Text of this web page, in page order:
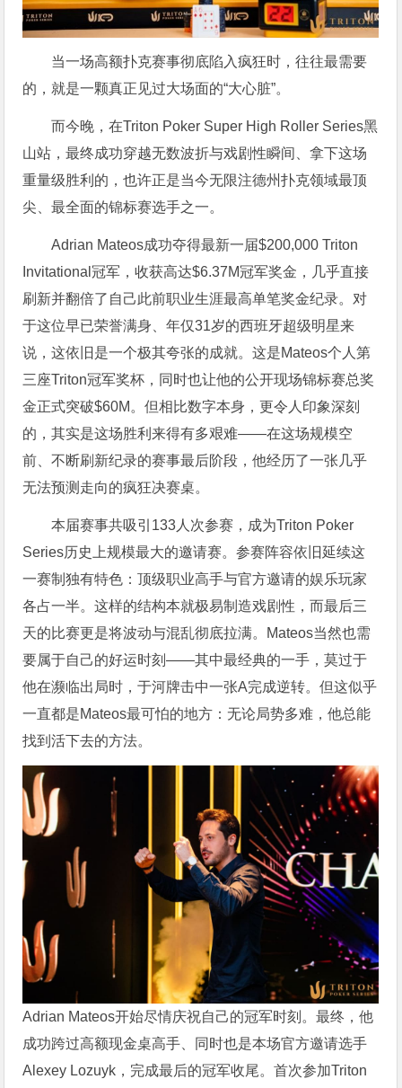
当一场高额扑克赛事彻底陷入疯狂时，往往最需要
的，就是一颗真正见过大场面的“大心脏”。
而今晚，在Triton Poker Super High Roller Series黑
山站，最终成功穿越无数波折与戏剧性瞬间、拿下这场
重量级胜利的，也许正是当今无限注德州扑克领域最顶
尖、最全面的锦标赛选手之一。
Adrian Mateos成功夺得最新一届$200,000 Triton
Invitational冠军，收获高达$6.37M冠军奖金，几乎直接
刷新并翻倍了自己此前职业生涯最高单笔奖金纪录。对
于这位早已荣誉满身、年仅31岁的西班牙超级明星来
说，这依旧是一个极其夸张的成就。这是Mateos个人第
三座Triton冠军奖杯，同时也让他的公开现场锦标赛总奖
金正式突破$60M。但相比数字本身，更令人印象深刻
的，其实是这场胜利来得有多艰难——在这场规模空
前、不断刷新纪录的赛事最后阶段，他经历了一张几乎
无法预测走向的疯狂决赛桌。
本届赛事共吸引133人次参赛，成为Triton Poker
Series历史上规模最大的邀请赛。参赛阵容依旧延续这
一赛制独有特色：顶级职业高手与官方邀请的娱乐玩家
各占一半。这样的结构本就极易制造戏剧性，而最后三
天的比赛更是将波动与混乱彻底拉满。Mateos当然也需
要属于自己的好运时刻——其中最经典的一手，莫过于
他在濒临出局时，于河牌击中一张A完成逆转。但这似乎
一直都是Mateos最可怕的地方：无论局势多难，他总能
找到活下去的方法。
Adrian Mateos开始尽情庆祝自己的冠军时刻。最终，他
成功跨过高额现金桌高手、同时也是本场官方邀请选手
Alexey Lozuyk，完成最后的冠军收尾。首次参加Triton